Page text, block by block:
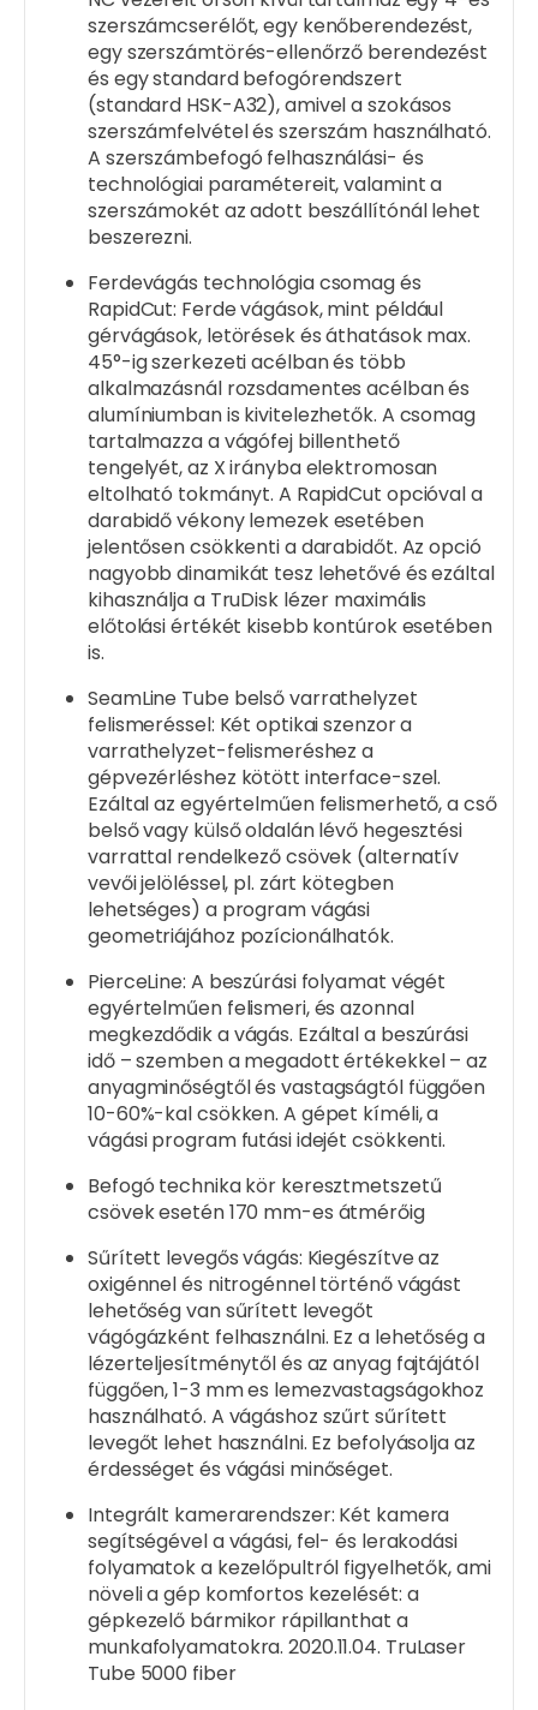
szerszámcserélőt, egy kenőberendezést,
egy szerszámtörés-ellenőrző berendezést
és egy standard befogórendszert
(standard HSK-A32), amivel a szokásos
szerszámfelvétel és szerszám használható.
A szerszámbefogó felhasználási- és
technológiai paramétereit, valamint a
szerszámokét az adott beszállítónál lehet
beszerezni.
Ferdevágás technológia csomag és
RapidCut: Ferde vágások, mint például
gérvágások, letörések és áthatások max.
45°-ig szerkezeti acélban és több
alkalmazásnál rozsdamentes acélban és
alumíniumban is kivitelezhetők. A csomag
tartalmazza a vágófej billenthető
tengelyét, az X irányba elektromosan
eltolható tokmányt. A RapidCut opcióval a
darabidő vékony lemezek esetében
jelentősen csökkenti a darabidőt. Az opció
nagyobb dinamikát tesz lehetővé és ezáltal
kihasználja a TruDisk lézer maximális
előtolási értékét kisebb kontúrok esetében
is.
SeamLine Tube belső varrathelyzet
felismeréssel: Két optikai szenzor a
varrathelyzet-felismeréshez a
gépvezérléshez kötött interface-szel.
Ezáltal az egyértelműen felismerhető, a cső
belső vagy külső oldalán lévő hegesztési
varrattal rendelkező csövek (alternatív
vevői jelöléssel, pl. zárt kötegben
lehetséges) a program vágási
geometriájához pozícionálhatók.
PierceLine: A beszúrási folyamat végét
egyértelműen felismeri, és azonnal
megkezdődik a vágás. Ezáltal a beszúrási
idő – szemben a megadott értékekkel – az
anyagminőségtől és vastagságtól függően
10-60%-kal csökken. A gépet kíméli, a
vágási program futási idejét csökkenti.
Befogó technika kör keresztmetszetű
csövek esetén 170 mm-es átmérőig
Sűrített levegős vágás: Kiegészítve az
oxigénnel és nitrogénnel történő vágást
lehetőség van sűrített levegőt
vágógázként felhasználni. Ez a lehetőség a
lézerteljesítménytől és az anyag fajtájától
függően, 1-3 mm es lemezvastagságokhoz
használható. A vágáshoz szűrt sűrített
levegőt lehet használni. Ez befolyásolja az
érdességet és vágási minőséget.
Integrált kamerarendszer: Két kamera
segítségével a vágási, fel- és lerakodási
folyamatok a kezelőpultról figyelhetők, ami
növeli a gép komfortos kezelését: a
gépkezelő bármikor rápillanthat a
munkafolyamatokra. 2020.11.04. TruLaser
Tube 5000 fiber